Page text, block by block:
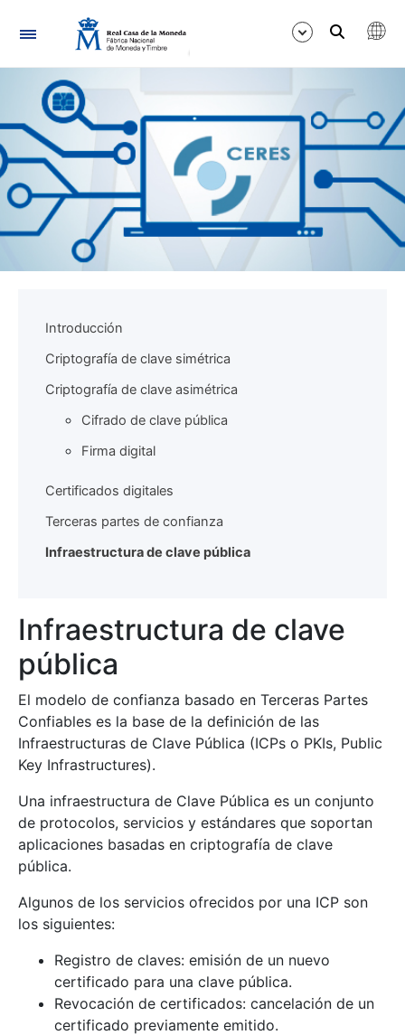
Navegación
Mostrar/Ocultar
Mostrar/Ocultar
Introducción
Criptografía de clave simétrica
Criptografía de clave asimétrica
Cifrado de clave pública
Firma digital
Certificados digitales
Terceras partes de confianza
Infraestructura de clave pública
Infraestructura de clave
pública
El modelo de confianza basado en Terceras Partes
Confiables es la base de la definición de las
Infraestructuras de Clave Pública (ICPs o PKIs, Public
Key Infrastructures).
Una infraestructura de Clave Pública es un conjunto
de protocolos, servicios y estándares que soportan
aplicaciones basadas en criptografía de clave
pública.
Algunos de los servicios ofrecidos por una ICP son
los siguientes:
Registro de claves: emisión de un nuevo
certificado para una clave pública.
Revocación de certificados: cancelación de un
certificado previamente emitido.